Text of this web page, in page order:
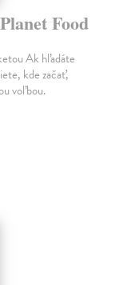
Food
Ak hľadáte
kde začať,
voľbou.